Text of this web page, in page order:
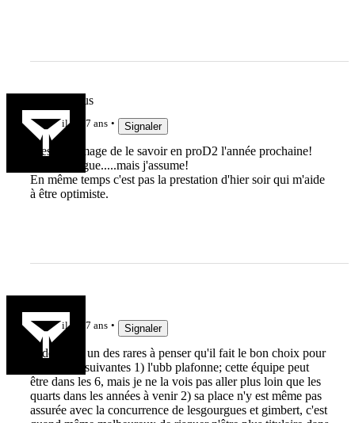
Telo Martius
il y a 7 ans Signaler
C'est dommage de le savoir en proD2 l'année prochaine!
Non je blague.....mais j'assume!
En même temps c'est pas la prestation d'hier soir qui m'aide
à être optimiste.
il y a 7 ans Signaler
je dois être un des rares à penser qu'il fait le bon choix pour
les raisons suivantes 1) l'ubb plafonne; cette équipe peut
être dans les 6, mais je ne la vois pas aller plus loin que les
quarts dans les années à venir 2) sa place n'y est même pas
assurée avec la concurrence de lesgourgues et gimbert, c'est